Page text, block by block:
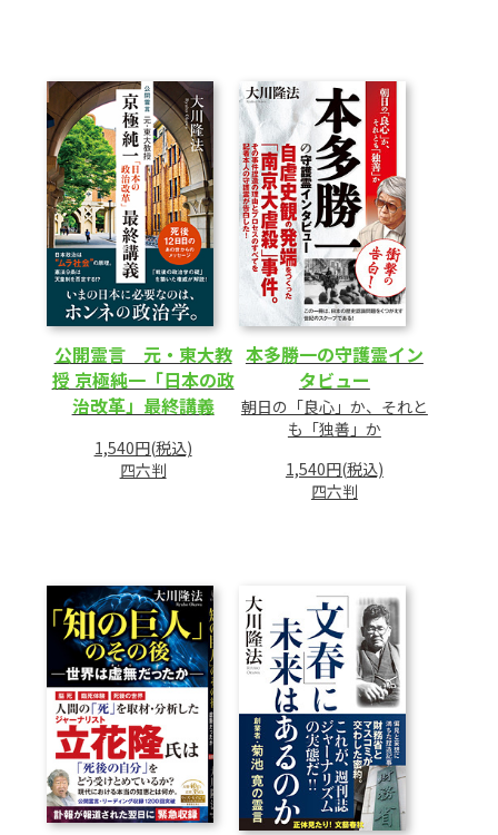
公開霊言 元・東大教
授 京極純一「日本の政
治改革」最終講義
1,540円(税込)
四六判
本多勝一の守護霊イン
タビュー
朝日の「良心」か、それと
も「独善」か
1,540円(税込)
四六判